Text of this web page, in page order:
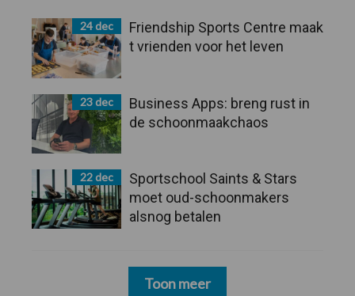
24 dec
Friendship Sports Centre maak
t vrienden voor het leven
23 dec
Business Apps: breng rust in
de schoonmaakchaos
22 dec
Sportschool Saints & Stars
moet oud-schoonmakers
alsnog betalen
Toon meer